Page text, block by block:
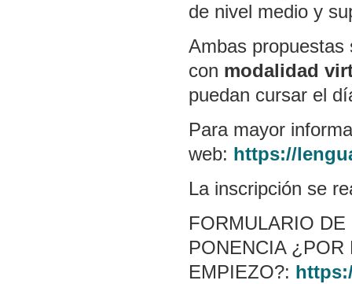
de nivel medio y
Ambas
con modalidad
puedan cursar el
Para mayor
web: https://
La inscripción se
FORMULARIO
PONENCIA ¿POR
EMPIEZO?: